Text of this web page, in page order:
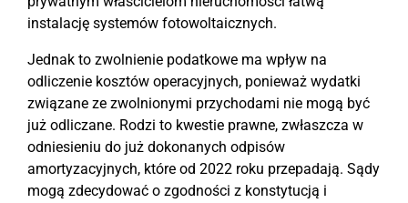
instalację systemów fotowoltaicznych.
Jednak to zwolnienie podatkowe ma wpływ na
odliczenie kosztów operacyjnych, ponieważ wydatki
związane ze zwolnionymi przychodami nie mogą być
już odliczane. Rodzi to kwestie prawne, zwłaszcza w
odniesieniu do już dokonanych odpisów
amortyzacyjnych, które od 2022 roku przepadają. Sądy
mogą zdecydować o zgodności z konstytucją i